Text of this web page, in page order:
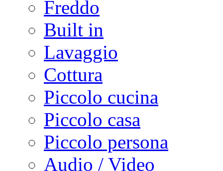
Freddo
Built in
Lavaggio
Cottura
Piccolo cucina
Piccolo casa
Piccolo persona
Audio / Video